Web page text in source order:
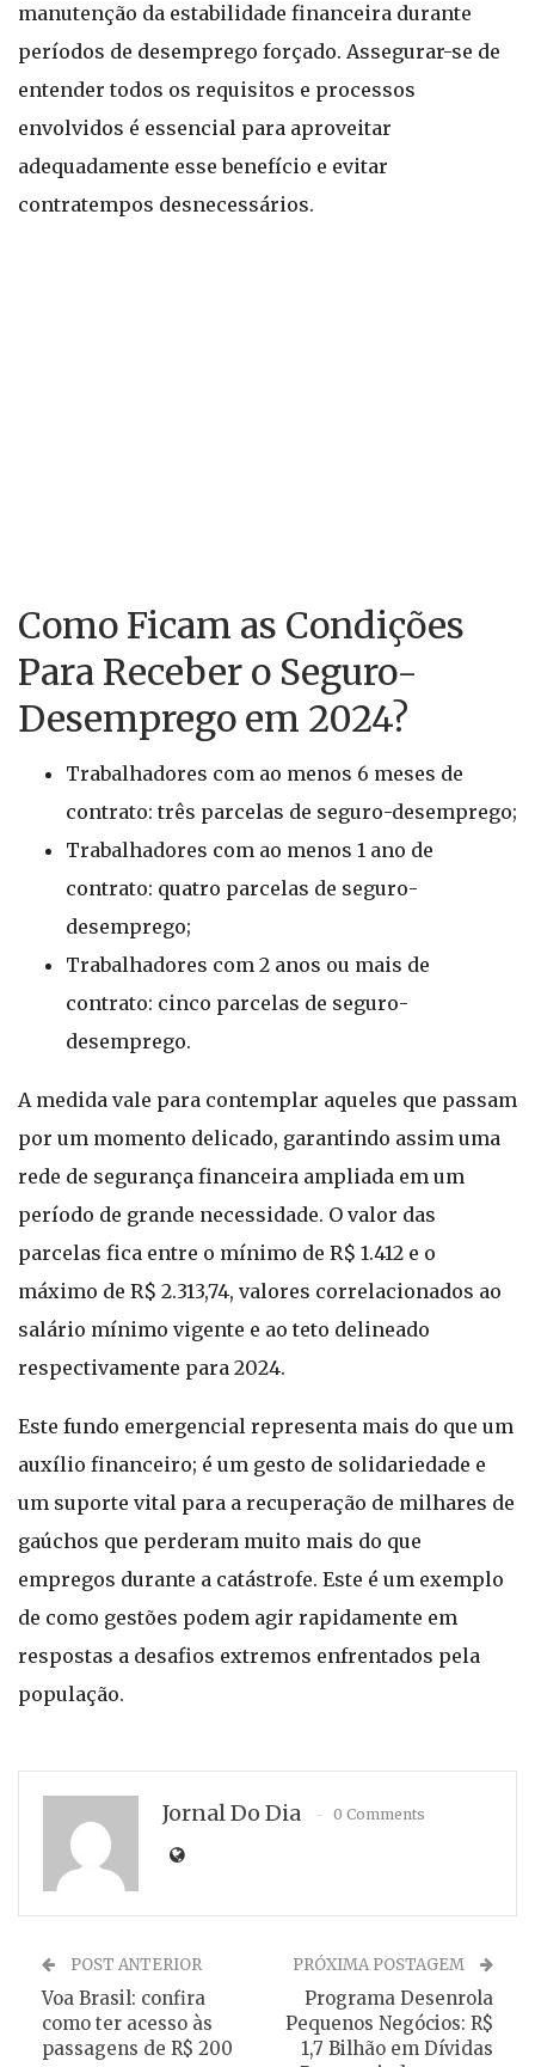
manutenção da estabilidade financeira durante
períodos de desemprego forçado. Assegurar-se de
entender todos os requisitos e processos
envolvidos é essencial para aproveitar
adequadamente esse benefício e evitar
contratempos desnecessários.
Como Ficam as Condições
Para Receber o Seguro-
Desemprego em 2024?
Trabalhadores com ao menos 6 meses de
contrato: três parcelas de seguro-desemprego;
Trabalhadores com ao menos 1 ano de
contrato: quatro parcelas de seguro-
desemprego;
Trabalhadores com 2 anos ou mais de
contrato: cinco parcelas de seguro-
desemprego.
A medida vale para contemplar aqueles que passam
por um momento delicado, garantindo assim uma
rede de segurança financeira ampliada em um
período de grande necessidade. O valor das
parcelas fica entre o mínimo de R$ 1.412 e o
máximo de R$ 2.313,74, valores correlacionados ao
salário mínimo vigente e ao teto delineado
respectivamente para 2024.
Este fundo emergencial representa mais do que um
auxílio financeiro; é um gesto de solidariedade e
um suporte vital para a recuperação de milhares de
gaúchos que perderam muito mais do que
empregos durante a catástrofe. Este é um exemplo
de como gestões podem agir rapidamente em
respostas a desafios extremos enfrentados pela
população.
Jornal Do Dia 0 Comments
POST ANTERIOR
Voa Brasil: confira
como ter acesso às
passagens de R$ 200
PRÓXIMA POSTAGEM
Programa Desenrola
Pequenos Negócios: R$
1,7 Bilhão em Dívidas